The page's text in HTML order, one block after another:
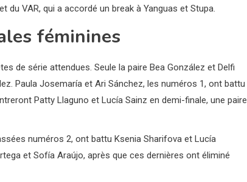
du VAR, qui a accordé un break à Yanguas et Stupa.
féminines
de série attendues. Seule la paire Bea González et Delfi
Paula Josemaría et Ari Sánchez, les numéros 1, ont battu
Patty Llaguno et Lucía Sainz en demi-finale, une paire
numéros 2, ont battu Ksenia Sharifova et Lucía
et Sofía Araújo, après que ces dernières ont éliminé